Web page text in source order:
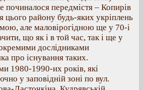
починалося передмістя – Копирів
цього району будь-яких укріплень
але маловірогідною ще у 70-і
що як і в той час, так і ще у
дослідниками
про існування таких.
1980-1990-их років, які
у заповідній зоні по вул.